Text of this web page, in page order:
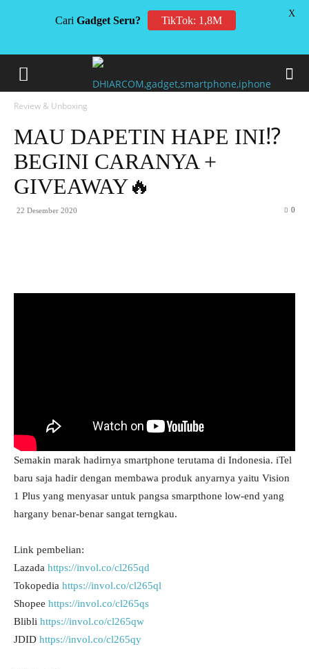
Review & Unboxing
MAU DAPETIN HAPE INI⁉️
BEGINI CARANYA +
GIVEAWAY🔥
22 Desember 2020 0
Semakin marak hadirnya smartphone terutama di Indonesia. iTel
baru saja hadir dengan membawa produk anyarnya yaitu Vision
1 Plus yang menyasar untuk pangsa smarpthone low-end yang
hargany benar-benar sangat terngkau.
Link pembelian:
Lazada https://invol.co/cl265qd
Tokopedia https://invol.co/cl265ql
Shopee https://invol.co/cl265qs
Blibli https://invol.co/cl265qw
JDID https://invol.co/cl265qy
Cari Gadget Seru? TikTok: 1,8M
X